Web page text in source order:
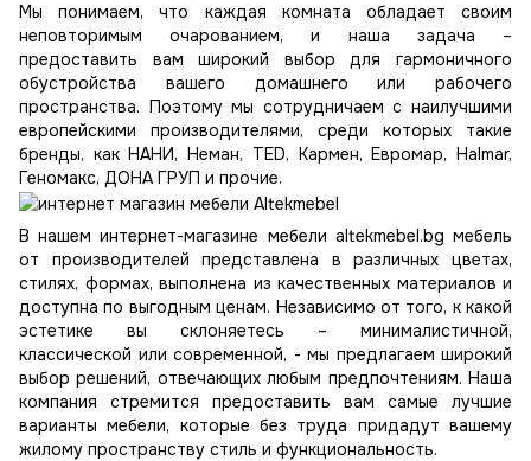
Мы понимаем, что каждая комната обладает своим
неповторимым очарованием, и наша задача –
предоставить вам широкий выбор для гармоничного
обустройства вашего домашнего или рабочего
пространства. Поэтому мы сотрудничаем с наилучшими
европейскими производителями, среди которых такие
бренды, как НАНИ, Неман, TED, Кармен, Евромар, Halmar,
Геномакс, ДОНА ГРУП и прочие.
В нашем интернет-магазине мебели altekmebel.bg мебель
от производителей представлена в различных цветах,
стилях, формах, выполнена из качественных материалов и
доступна по выгодным ценам. Независимо от того, к какой
эстетике вы склоняетесь – минималистичной,
классической или современной, - мы предлагаем широкий
выбор решений, отвечающих любым предпочтениям. Наша
компания стремится предоставить вам самые лучшие
варианты мебели, которые без труда придадут вашему
жилому пространству стиль и функциональность.